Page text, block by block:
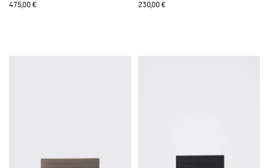
475,00 € 230,00 €